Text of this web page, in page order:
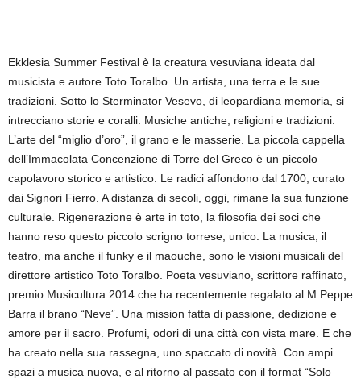
Ekklesia Summer Festival è la creatura vesuviana ideata dal
musicista e autore Toto Toralbo. Un artista, una terra e le sue
tradizioni. Sotto lo Sterminator Vesevo, di leopardiana memoria, si
intrecciano storie e coralli. Musiche antiche, religioni e tradizioni.
L’arte del “miglio d’oro”, il grano e le masserie. La piccola cappella
dell’Immacolata Concenzione di Torre del Greco è un piccolo
capolavoro storico e artistico. Le radici affondono dal 1700, curato
dai Signori Fierro. A distanza di secoli, oggi, rimane la sua funzione
culturale. Rigenerazione è arte in toto, la filosofia dei soci che
hanno reso questo piccolo scrigno torrese, unico. La musica, il
teatro, ma anche il funky e il maouche, sono le visioni musicali del
direttore artistico Toto Toralbo. Poeta vesuviano, scrittore raffinato,
premio Musicultura 2014 che ha recentemente regalato al M.Peppe
Barra il brano “Neve”. Una mission fatta di passione, dedizione e
amore per il sacro. Profumi, odori di una città con vista mare. E che
ha creato nella sua rassegna, uno spaccato di novità. Con ampi
spazi a musica nuova, e al ritorno al passato con il format “Solo